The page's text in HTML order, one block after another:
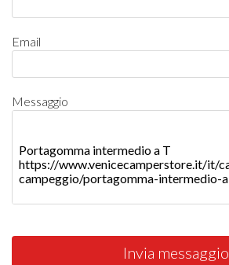
Email
Messaggio
Invia messaggio